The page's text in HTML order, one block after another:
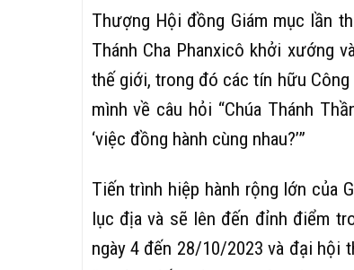
Thượng Hội đồng Giám mục lần
Thánh Cha Phanxicô khởi xướng
thế giới, trong đó các tín hữu
mình về câu hỏi “Chúa Thánh
‘việc đồng hành cùng nhau?’”
Tiến trình hiệp hành rộng lớn của
lục địa và sẽ lên đến đỉnh điểm
ngày 4 đến 28/10/2023 và đại hội